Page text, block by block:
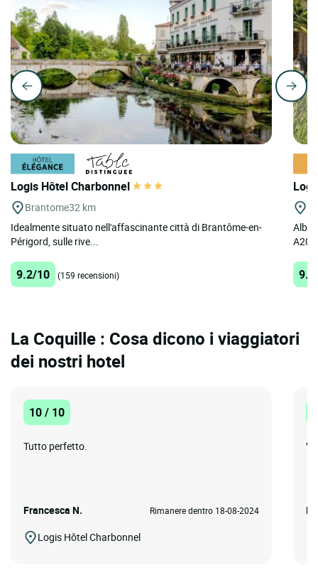
Logis Hôtel Charbonnel
Brantome32 km
Idealmente situato nell'affascinante città di Brantôme-en-
Périgord, sulle rive...
9.2/10 (159 recensioni)
A20
La Coquille : Cosa dicono i viaggiatori
dei nostri hotel
10 / 10
Tutto perfetto.
Francesca N. Rimanere dentro 18-08-2024
Logis Hôtel Charbonnel